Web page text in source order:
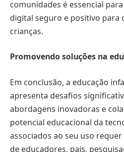
comunidades é essencial
digital seguro e positivo para
crianças.
Promovendo soluções na
Em conclusão, a educação
apresenta desafios
abordagens inovadoras e
potencial educacional da
associados ao seu uso
de educadores, pais,